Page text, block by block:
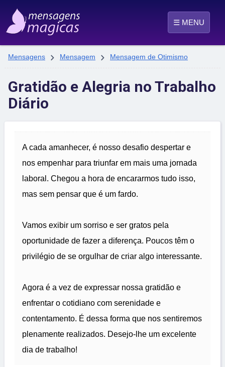
☰ MENU
Mensagens  Mensagem  Mensagem de Otimismo
Gratidão e Alegria no Trabalho
Diário
A cada amanhecer, é nosso desafio despertar e
nos empenhar para triunfar em mais uma jornada
laboral. Chegou a hora de encararmos tudo isso,
mas sem pensar que é um fardo.
Vamos exibir um sorriso e ser gratos pela
oportunidade de fazer a diferença. Poucos têm o
privilégio de se orgulhar de criar algo interessante.
Agora é a vez de expressar nossa gratidão e
enfrentar o cotidiano com serenidade e
contentamento. É dessa forma que nos sentiremos
plenamente realizados. Desejo-lhe um excelente
dia de trabalho!